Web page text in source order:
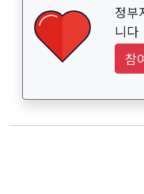
정부
니다
참